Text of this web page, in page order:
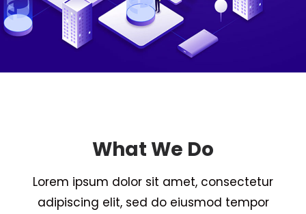
What We Do
Lorem ipsum dolor sit amet, consectetur
adipiscing elit, sed do eiusmod tempor